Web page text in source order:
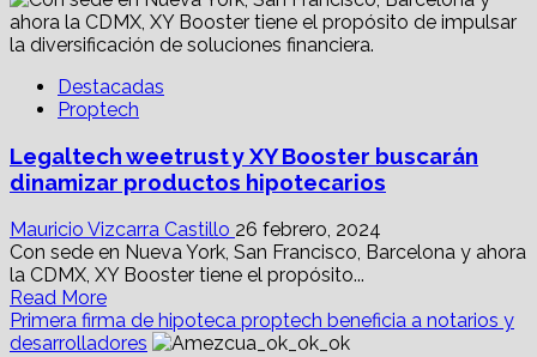
Destacadas
Proptech
Legaltech weetrust y XY Booster buscarán
dinamizar productos hipotecarios
Mauricio Vizcarra Castillo 26 febrero, 2024
Con sede en Nueva York, San Francisco, Barcelona y ahora
la CDMX, XY Booster tiene el propósito...
Read MoreRead
more
about
Primera firma de hipoteca proptech beneficia a notarios y
desarrolladores